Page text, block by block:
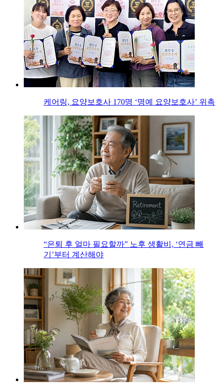
케어링, 요양보호사 170명 ‘명예 요양보호사’ 위촉
“은퇴 후 얼마 필요할까” 노후 생활비, ‘연금 빼
기’부터 계산해야